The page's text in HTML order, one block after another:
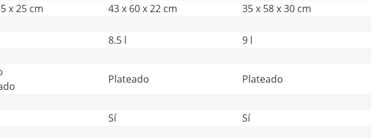
x 25 cm 43 x 60 x 22 cm
35 x 58 x 30 cm
8.5 l
9 l
Plateado
Plateado
Sí
Sí